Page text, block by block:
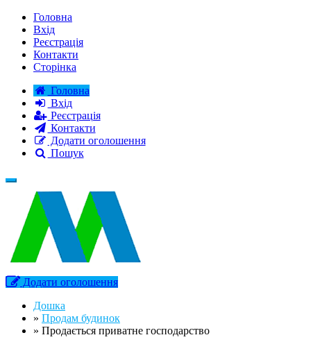
Головна
Вхід
Реєстрація
Контакти
Сторінка
Головна
Вхід
Реєстрація
Контакти
Додати оголошення
Пошук
Додати оголошення
Дошка
» Продам будинок
» Продається приватне господарство